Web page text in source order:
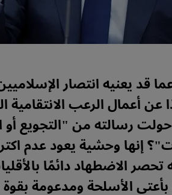
قد يعنيه انتصار
أعمال الرعب الانتقامية
رسالته من "التجويع
إنها وحشية يعود عدم
الاضطهاد دائمًا
الأسلحة ومدعومة